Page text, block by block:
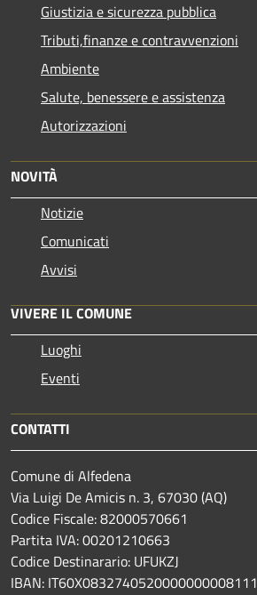
Giustizia e sicurezza pubblica
Tributi,finanze e contravvenzioni
Ambiente
Salute, benessere e assistenza
Autorizzazioni
NOVITÀ
Notizie
Comunicati
Avvisi
VIVERE IL COMUNE
Luoghi
Eventi
CONTATTI
Comune di Alfedena
Via Luigi De Amicis n. 3, 67030 (AQ)
Codice Fiscale: 82000570661
Partita IVA: 00201210663
Codice Destinarario: UFUKZJ
IBAN: IT60X0832740520000000008111